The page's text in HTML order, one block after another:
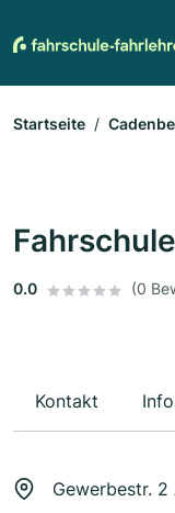
Startseite
0.0 (0
Kontakt Info
Gewerbestr. 2